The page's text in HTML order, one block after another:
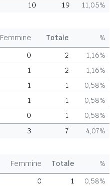
10 19 11,05%
Femmine Totale
%
0 2
1,16%
1 2
1,16%
1 1
0,58%
1 1
0,58%
0 1
0,58%
3 7 4,07%
Femmine Totale
%
0 1
0,58%